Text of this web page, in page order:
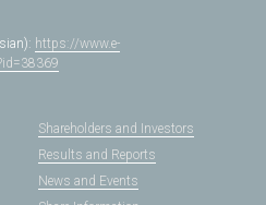
https://www.e-
Shareholders and Investors
Results and Reports
News and Events